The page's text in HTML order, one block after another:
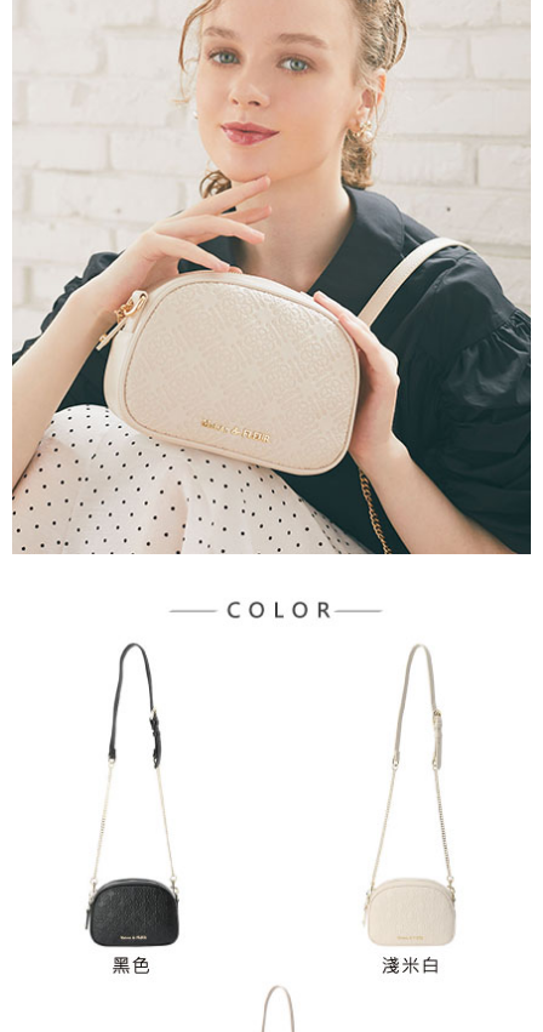
1.分期款項不併入電信帳單，「大哥付你分期」於每月結算日後寄送繳費提
2.透過簡訊連結打開帳單後，可選擇「超商條碼／台灣大直營門市／銀行轉
帳／街口支付／iPASS MONEY」等通路繳費。
1.本服務係由「台灣大哥大股份有限公司」（以下簡稱本公司）所提供，讓
用戶於交易時，得透過本服務購買商品或服務，並由商店將買賣／分期付款
買賣價金債權讓與本公司後，依約使用本公司帳單繳交帳款。
2.基於同意付款使用「大哥付你分期」之契約關係目的，商店將以您的個人
資料（包含姓名、電話或地址）提供予台灣大哥大進項蒐集、處理及利用，
由本公司與您本人進行分期帳單所需資料之確認、核對及更正。
3.完整用戶服務條款，請詳閱以下連結：https://oppay.tw/userRule
【「AFTEE先享後付」結帳流程】
１．於結帳方式選擇「AFTEE先享後付」後，將跳轉至「AFTEE先享後付」
結帳頁面，進行簡訊認證並確認金額後，即可完成結帳。
２．訂單成立數日內，您將收到繳費通知簡訊。
３．收到繳費通知簡訊後14天內，點擊此簡訊中的連結，可透過四大超商／
ATM／網路銀行／等多元方式進行付款，方視為交易完成。
※ 請注意：結帳手續完成當下不需立刻繳費，但若您需要取消訂單，請聯絡
購買商品的店家。未經商家同意取消之訂單仍視為有效，需透過AFTEE先享
※ 交易是否成功請以「AFTEE先享後付 」之結帳頁面顯示為準，若有關於
是否繳費成功／繳費後需取消欲退款等相關疑問，請聯繫「AFTEE先享後付
客戶支援中心」
https://netprotections.freshdesk.com/support/home
【注意事項】
１．透過由恩沛科技股份有限公司提供之「AFTEE先享後付」服務完成之交
易，需依本服務之必要範圍內提供個人資料，並將交易相關給付款項請求債
權轉讓予恩沛科技股份有限公司。
２．關於個人資料處理事宜，請瀏覽以下網址：
https://aftee.tw/terms/#terms3
３．未成年的使用者請事先徵得法定代理人或監護人之同意方可使用
「AFTEE先享後付」，若未經同意申辦者引起之損失，本公司不負相關責
任。
４．使用「AFTEE先享後付」時，將依據個別帳號之用戶狀況，依本公司即
時審查核予不同之上限額度；若仍有額度不足之情形，本公司將視審查結果
請求用戶進行身份認證。
每筆NT$60，滿NT$388(含以上)免運費
每筆NT$60，滿NT$388(含以上)免運費
每筆NT$60，滿NT$888(含以上)免運費
每筆NT$60，滿NT$888(含以上)免運費
7-11取貨付款
每筆NT$60，滿NT$888(含以上)免運費
7-11純取貨
每筆NT$60，滿NT$888(含以上)免運費
宅配
每筆NT$90，滿NT$888(含以上)免運費